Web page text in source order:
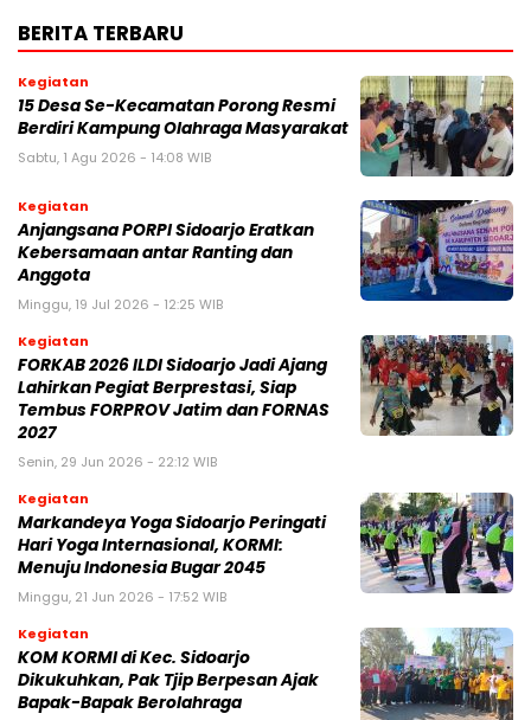
BERITA TERBARU
Kegiatan
15 Desa Se-Kecamatan Porong Resmi
Berdiri Kampung Olahraga Masyarakat
Sabtu, 1 Agu 2026 - 14:08 WIB
Kegiatan
Anjangsana PORPI Sidoarjo Eratkan
Kebersamaan antar Ranting dan
Anggota
Minggu, 19 Jul 2026 - 12:25 WIB
Kegiatan
FORKAB 2026 ILDI Sidoarjo Jadi Ajang
Lahirkan Pegiat Berprestasi, Siap
Tembus FORPROV Jatim dan FORNAS
2027
Senin, 29 Jun 2026 - 22:12 WIB
Kegiatan
Markandeya Yoga Sidoarjo Peringati
Hari Yoga Internasional, KORMI:
Menuju Indonesia Bugar 2045
Minggu, 21 Jun 2026 - 17:52 WIB
Kegiatan
KOM KORMI di Kec. Sidoarjo
Dikukuhkan, Pak Tjip Berpesan Ajak
Bapak-Bapak Berolahraga